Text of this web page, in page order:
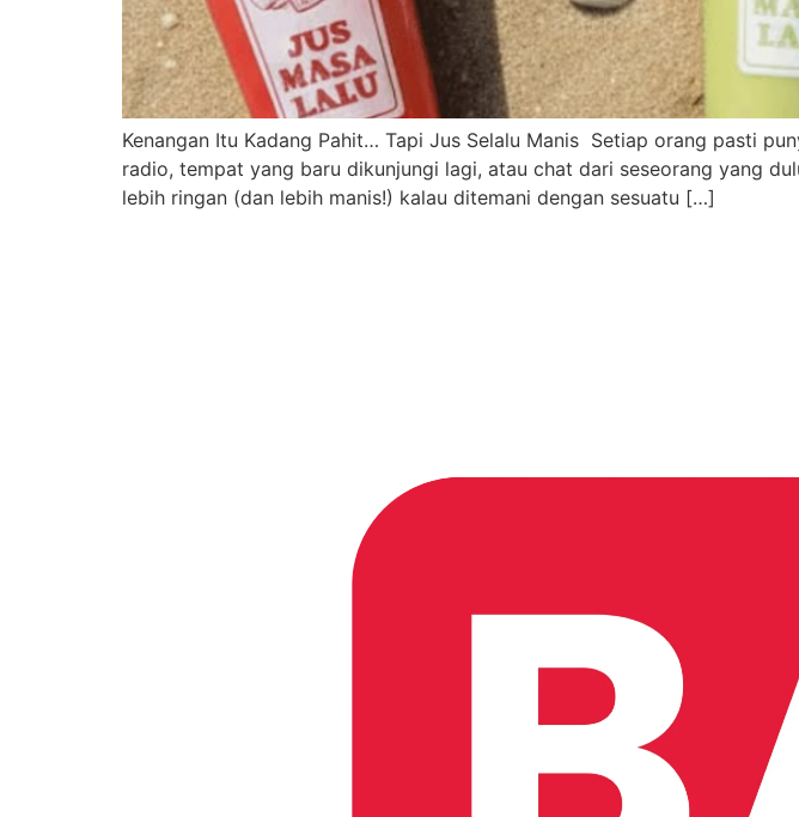
Kenangan Itu Kadang Pahit… Tapi Jus Selalu Manis Setiap orang pasti
radio, tempat yang baru dikunjungi lagi, atau chat dari seseorang yang
lebih ringan (dan lebih manis!) kalau ditemani dengan sesuatu […]